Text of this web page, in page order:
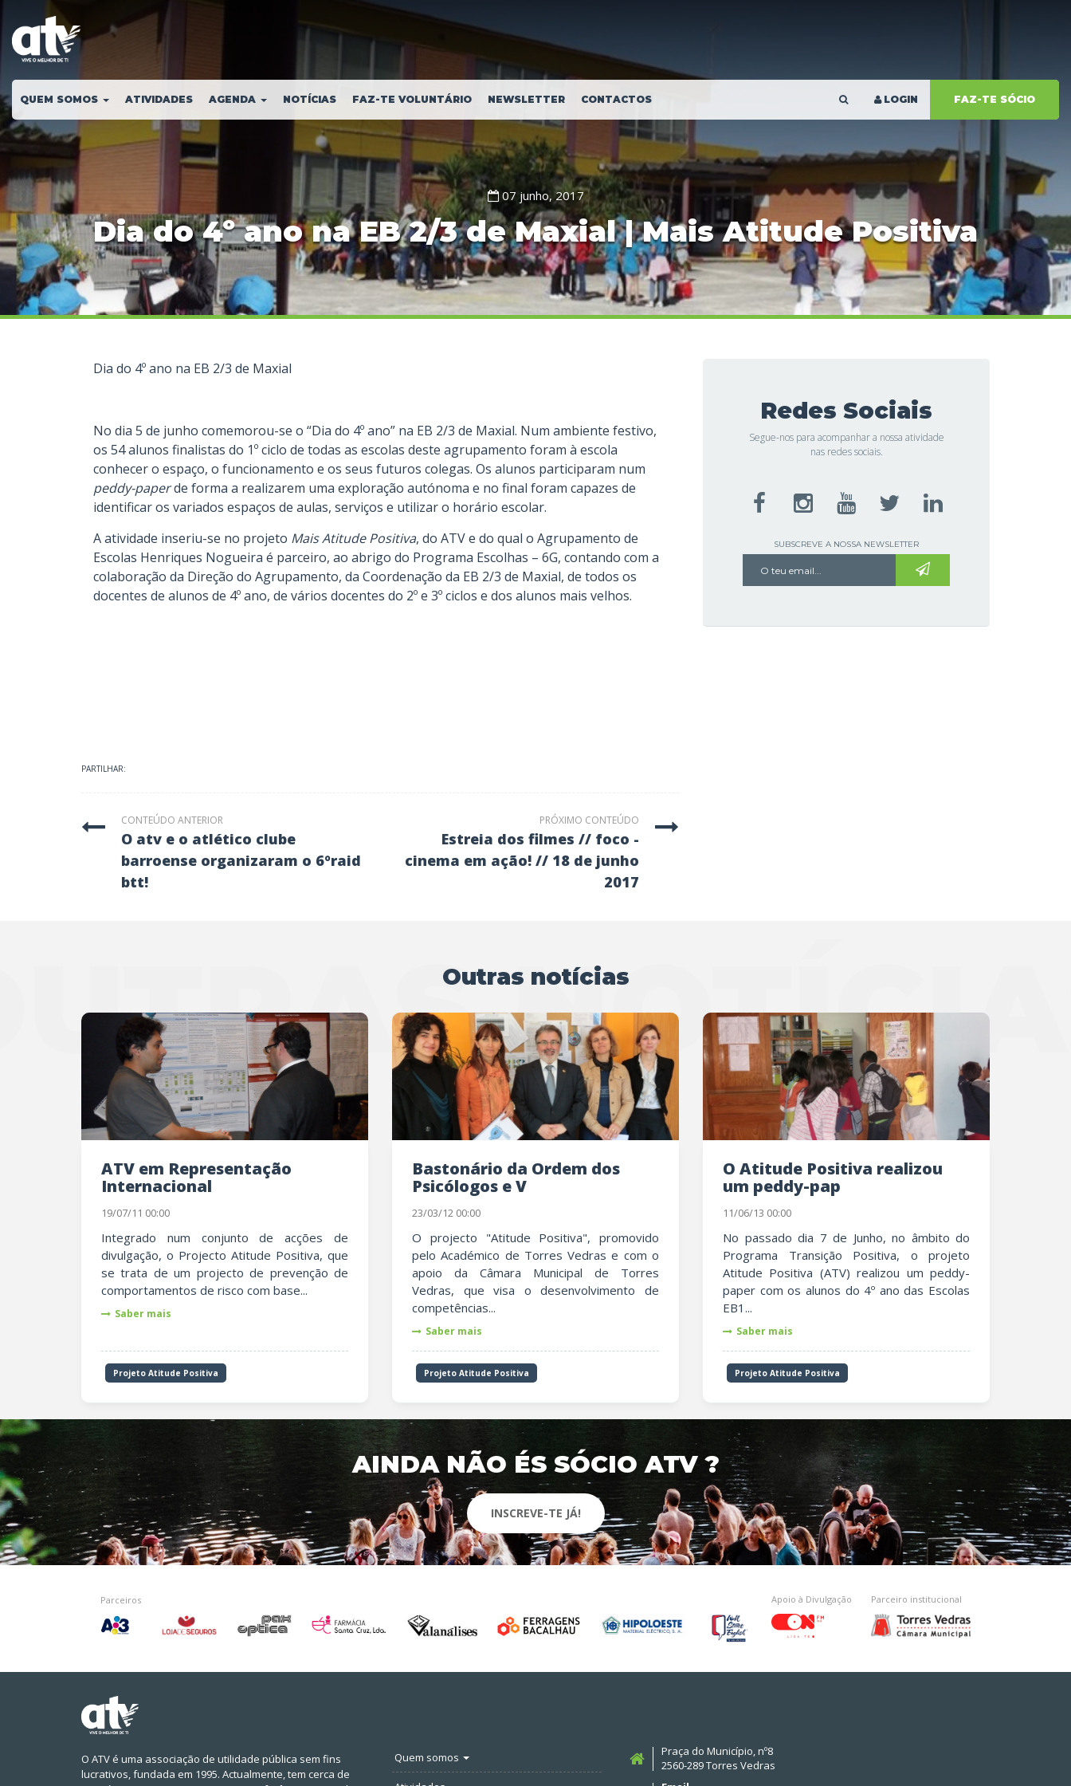
QUEM SOMOS ATIVIDADES AGENDA NOTÍCIAS FAZ-TE VOLUNTÁRIO NEWSLETTER CONTACTOS LOGIN FAZ-TE SÓCIO
07 junho, 2017
Dia do 4º ano na EB 2/3 de Maxial | Mais Atitude Positiva
Dia do 4º ano na EB 2/3 de Maxial
No dia 5 de junho comemorou-se o “Dia do 4º ano” na EB 2/3 de Maxial. Num ambiente festivo,
os 54 alunos finalistas do 1º ciclo de todas as escolas deste agrupamento foram à escola
conhecer o espaço, o funcionamento e os seus futuros colegas. Os alunos participaram num
peddy-paperde forma a realizarem uma exploração autónoma e no final foram capazes de
identificar os variados espaços de aulas, serviços e utilizar o horário escolar.
A atividade inseriu-se no projeto Mais Atitude Positiva, do ATV e do qual o Agrupamento de
Escolas Henriques Nogueira é parceiro, ao abrigo do Programa Escolhas – 6G, contando com a
colaboração da Direção do Agrupamento, da Coordenação da EB 2/3 de Maxial, de todos os
docentes de alunos de 4º ano, de vários docentes do 2º e 3º ciclos e dos alunos mais velhos.
PARTILHAR:
CONTEÚDO ANTERIOR
o atv e o atlético clube
barroense organizaram o 6ºraid
btt!
PRÓXIMO CONTEÚDO
estreia dos filmes // foco -
cinema em ação! // 18 de junho
2017
Redes Sociais
Segue-nos para acompanhar a nossa atividade
nas redes sociais.
SUBSCREVE A NOSSA NEWSLETTER
Outras notícias
ATV em Representação
Internacional
19/07/11 00:00
Integrado num conjunto de acções de
divulgação, o Projecto Atitude Positiva, que
se trata de um projecto de prevenção de
comportamentos de risco com base...
Saber mais
Projeto Atitude Positiva
Bastonário da Ordem dos
Psicólogos e V
23/03/12 00:00
O projecto "Atitude Positiva", promovido
pelo Académico de Torres Vedras e com o
apoio da Câmara Municipal de Torres
Vedras, que visa o desenvolvimento de
competências...
Saber mais
Projeto Atitude Positiva
O Atitude Positiva realizou
um peddy-pap
11/06/13 00:00
No passado dia 7 de Junho, no âmbito do
Programa Transição Positiva, o projeto
Atitude Positiva (ATV) realizou um peddy-
paper com os alunos do 4º ano das Escolas
EB1...
Saber mais
Projeto Atitude Positiva
AINDA NÃO ÉS SÓCIO ATV ?
INSCREVE-TE JÁ!
Parceiros Apoio à Divulgação Parceiro institucional
O ATV é uma associação de utilidade pública sem fins
lucrativos, fundada em 1995. Actualmente, tem cerca de
Quem somos
Praça do Município, nº8
2560-289 Torres Vedras